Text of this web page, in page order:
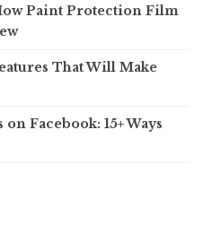
Paint Protection Film
That Will Make
Facebook: 15+ Ways